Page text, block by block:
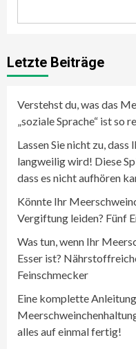
Letzte Beiträge
Verstehst du, was das
„soziale Sprache“ ist so
Lassen Sie nicht zu,
langweilig wird! Diese
dass es nicht aufhören
Könnte Ihr
Vergiftung leiden? Fünf
Was tun, wenn Ihr
Esser ist?
Feinschmecker
Eine komplette
alles auf einmal fertig!